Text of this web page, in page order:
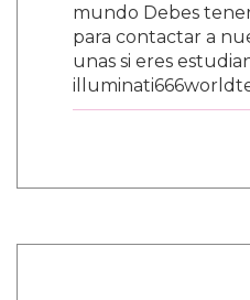
mundo Debes
para contactar a
unas si eres